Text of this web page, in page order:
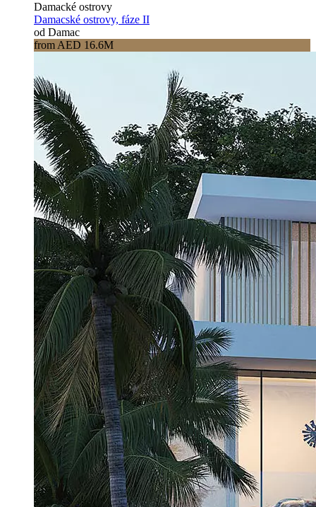
Damacké ostrovy
Damacské ostrovy, fáze II
od Damac
from AED 16.6M